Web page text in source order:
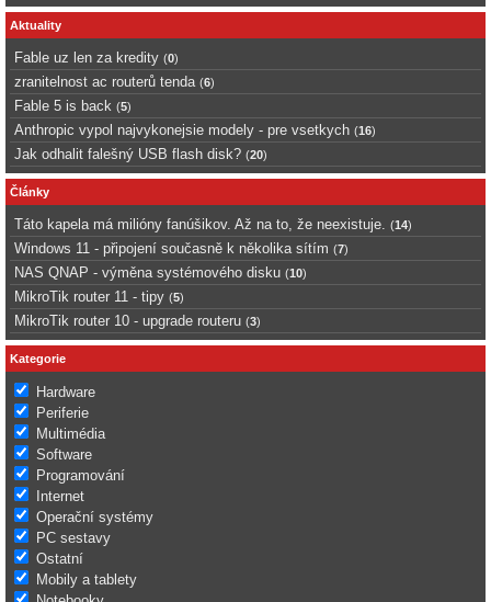
Aktuality
Fable uz len za kredity (0)
zranitelnost ac routerů tenda (6)
Fable 5 is back (5)
Anthropic vypol najvykonejsie modely - pre vsetkych (16)
Jak odhalit falešný USB flash disk? (20)
Články
Táto kapela má milióny fanúšikov. Až na to, že neexistuje. (14)
Windows 11 - připojení současně k několika sítím (7)
NAS QNAP - výměna systémového disku (10)
MikroTik router 11 - tipy (5)
MikroTik router 10 - upgrade routeru (3)
Kategorie
Hardware
Periferie
Multimédia
Software
Programování
Internet
Operační systémy
PC sestavy
Ostatní
Mobily a tablety